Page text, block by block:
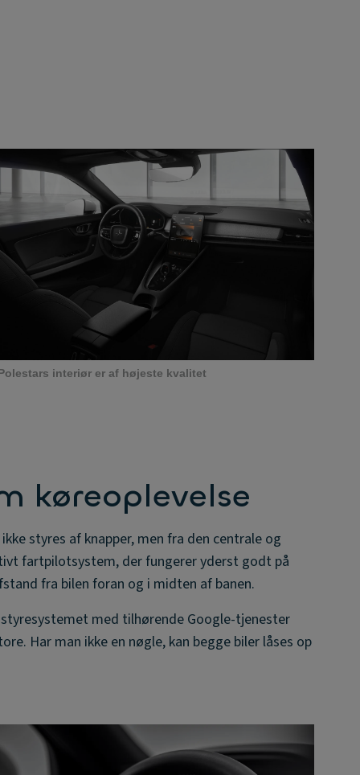
interiør er af højeste kvalitet
køreoplevelse
styres af knapper, men fra den centrale og
fartpilotsystem, der fungerer yderst godt på
fra bilen foran og i midten af banen.
med tilhørende Google-tjenester
Har man ikke en nøgle, kan begge biler låses op